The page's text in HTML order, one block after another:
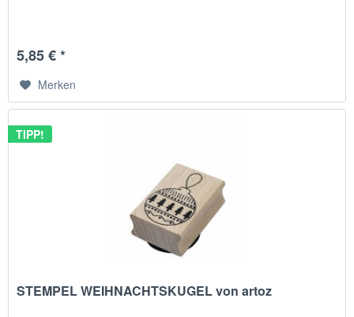
5,85 € *
Merken
TIPP!
STEMPEL WEIHNACHTSKUGEL von artoz